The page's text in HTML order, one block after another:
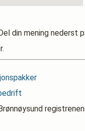
din mening nederst